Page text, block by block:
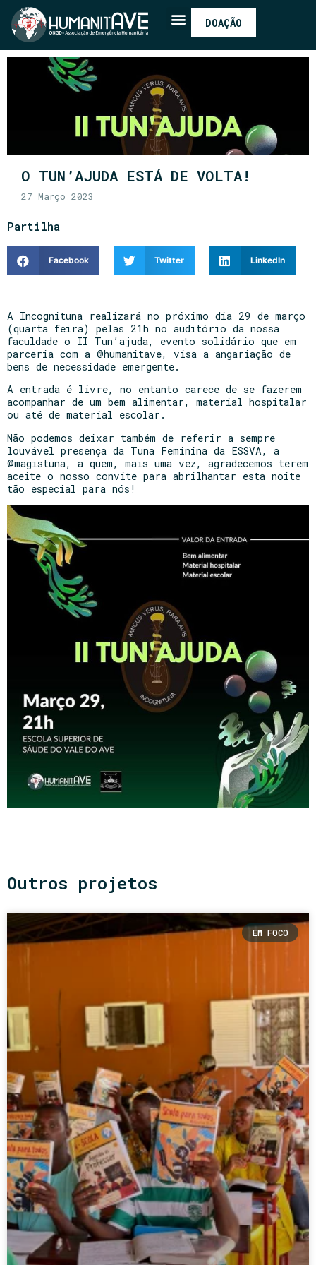
DOAÇÃO
O TUN’AJUDA ESTÁ DE VOLTA!
27 Março 2023
Partilha
Facebook Twitter LinkedIn
A Incognituna realizará no próximo dia 29 de março
(quarta feira) pelas 21h no auditório da nossa
faculdade o II Tun’ajuda, evento solidário que em
parceria com a @humanitave, visa a angariação de
bens de necessidade emergente.
A entrada é livre, no entanto carece de se fazerem
acompanhar de um bem alimentar, material hospitalar
ou até de material escolar.
Não podemos deixar também de referir a sempre
louvável presença da Tuna Feminina da ESSVA, a
@magistuna, a quem, mais uma vez, agradecemos terem
aceite o nosso convite para abrilhantar esta noite
tão especial para nós!
Outros projetos
EM FOCO